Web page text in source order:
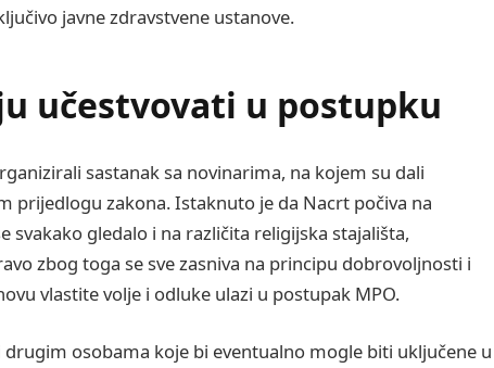
javne zdravstvene ustanove.
učestvovati u postupku
sastanak sa novinarima, na kojem su dali
prijedlogu zakona. Istaknuto je da Nacrt počiva na
gledalo i na različita religijska stajališta,
zbog toga se sve zasniva na principu dobrovoljnosti i
vlastite volje i odluke ulazi u postupak MPO.
osobama koje bi eventualno mogle biti uključene u